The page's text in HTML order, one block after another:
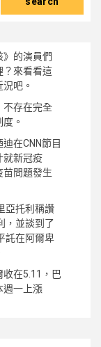
》的演員們
？來看看這
吧。
不存在完全
。
在CNN節目
就新冠疫
苗問題發生
亞托利稱讚
，並談到了
託在阿爾卑
收在5.11，巴
週一上漲